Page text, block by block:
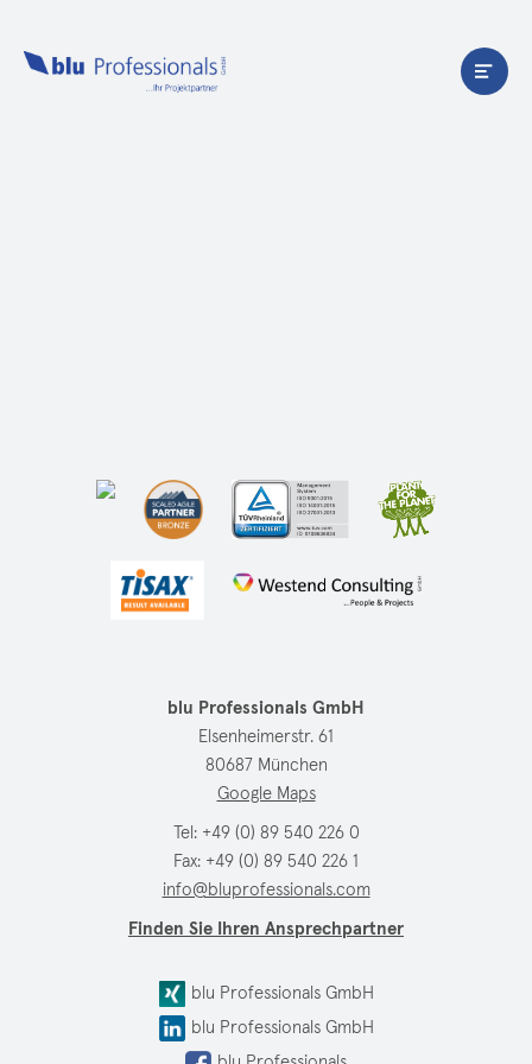
blu Professionals GmbH
Elsenheimerstr. 61
80687 München
Google Maps
Tel: +49 (0) 89 540 226 0
Fax: +49 (0) 89 540 226 1
info@bluprofessionals.com
Finden Sie Ihren Ansprechpartner
blu Professionals GmbH
blu Professionals GmbH